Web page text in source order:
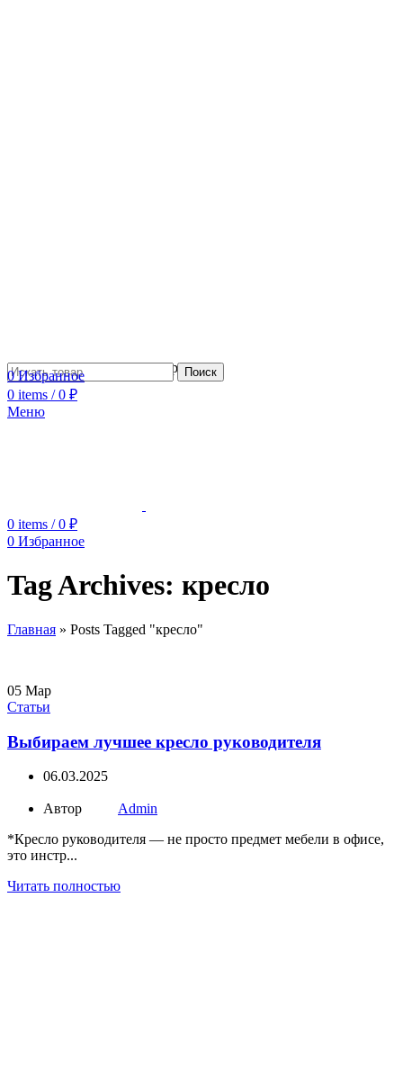
Сотрудничество с дизайнерамиПоиск
0Избранное
0 items / 0 ₽
Меню
0 items / 0 ₽
0 Избранное
Tag Archives: кресло
Главная » Posts Tagged "кресло"
05 Мар
Статьи
Выбираем лучшее кресло руководителя
06.03.2025
Автор
Admin
*Кресло руководителя — не просто предмет мебели в офисе,
это инстр...
Читать полностью